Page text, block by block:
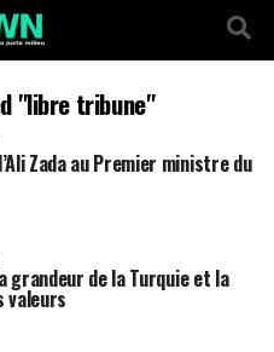
"libre tribune"
Zada au Premier ministre du
grandeur de la Turquie et la
valeurs